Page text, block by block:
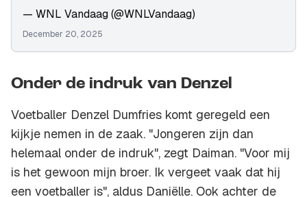
— WNL Vandaag (@WNLVandaag)
December 20, 2025
Onder de indruk van Denzel
Voetballer Denzel Dumfries komt geregeld een
kijkje nemen in de zaak. "Jongeren zijn dan
helemaal onder de indruk", zegt Daiman. "Voor mij
is het gewoon mijn broer. Ik vergeet vaak dat hij
een voetballer is", aldus Daniëlle. Ook achter de